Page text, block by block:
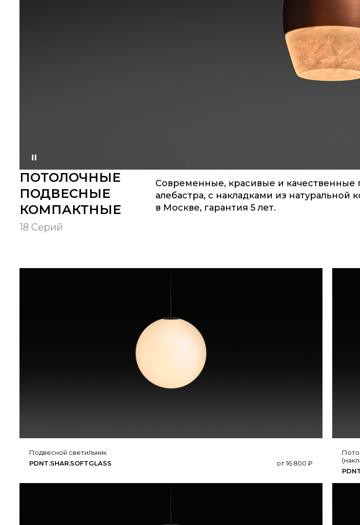
Приостановить
ПОТОЛОЧНЫЕ
ПОДВЕСНЫЕ
КОМПАКТНЫЕ
18 Серий
Современные, красивые и качественные
алебастра, с накладками из
в Москве, гарантия 5 лет.
Подвесной светильник
PDNT.​SHAR.​SOFTGLASS
от16 800 ₽